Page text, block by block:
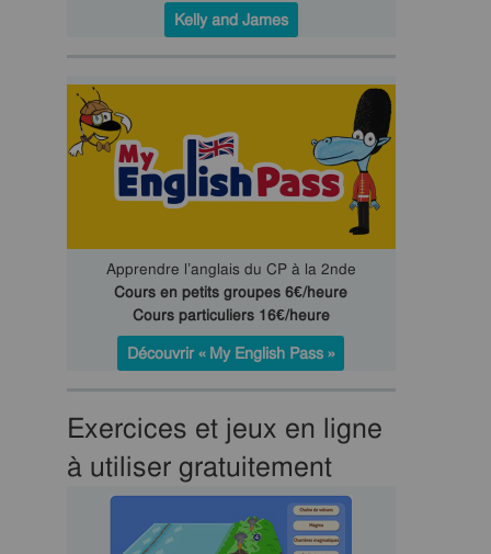
Kelly and James
Apprendre l’anglais du CP à la 2nde
Cours en petits groupes 6€/heure
Cours particuliers 16€/heure
Découvrir « My English Pass »
Exercices et jeux en ligne
à utiliser gratuitement